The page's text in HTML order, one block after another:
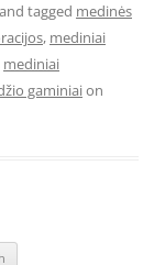
and tagged medinės
, mediniai
mediniai
gaminiaion